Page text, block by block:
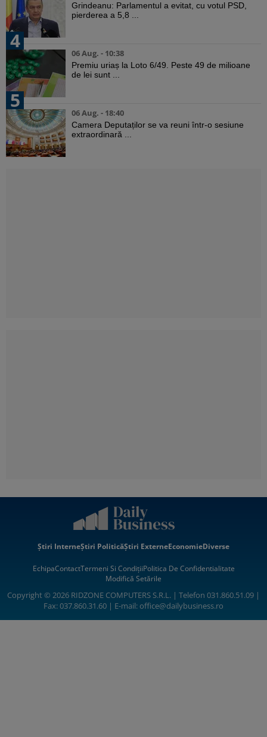
Grindeanu: Parlamentul a evitat, cu votul PSD,
pierderea a 5,8 ...
4
06 Aug. - 10:38
Premiu uriaș la Loto 6/49. Peste 49 de milioane
de lei sunt ...
5
06 Aug. - 18:40
Camera Deputaților se va reuni într-o sesiune
extraordinară ...
Știri InterneȘtiri PoliticăȘtiri ExterneEconomieDiverse
EchipaContactTermeni Si CondițiiPolitica De Confidentialitate
Modifică Setările
Copyright © 2026 RIDZONE COMPUTERS S.R.L. | Telefon 031.860.51.09 |
Fax: 037.860.31.60 | E-mail:office@dailybusiness.ro